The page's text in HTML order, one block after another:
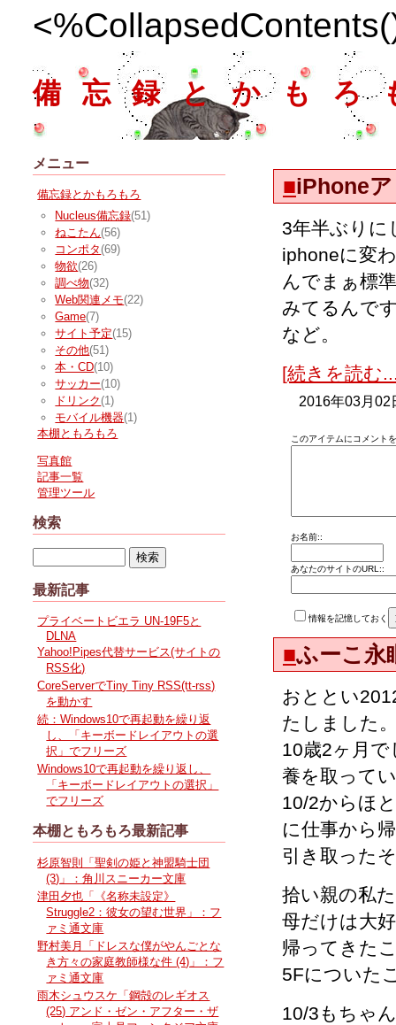
備忘録とかもろ
■iPhone
3年半ぶりに
iphoneに変
んでまぁ標
みてるんで
など。
[続きを読む
2016年03月
このアイテムにコメント
お名前::
あなたのサイトのURL::
情報を記憶しておく
■ふーこ永
おととい
たしました
10歳2ヶ月
養を取って
10/2からほ
に仕事から
引き取った
拾い親の私
母だけは大
帰ってきた
5Fについた
10/3もちゃ
メニュー
備忘録とかもろもろ
Nucleus備忘録(51)
ねこたん(56)
コンポタ (69)
物欲(26)
調べ物(32)
Web関連メモ(22)
Game(7)
サイト予定(15)
その他(51)
本・CD(10)
サッカー(10)
ドリンク (1)
モバイル機器(1)
本棚ともろもろ
写真館
記事一覧
管理ツール
検索
最新記事
プライベートビエラ UN-19F5と
DLNA
Yahoo!Pipes代替サービス(サイトの
RSS化)
CoreServerでTiny Tiny RSS(tt-rss)
を動かす
続：Windows10で再起動を繰り返
し、「キーボードレイアウトの選
択」でフリーズ
Windows10で再起動を繰り返し、
「キーボードレイアウトの選択」
でフリーズ
本棚ともろもろ最新記事
杉原智則「聖剣の姫と神盟騎士団
(3)」：角川スニーカー文庫
津田夕也「《名称未設定》
Struggle2：彼女の望む世界」：フ
ァミ通文庫
野村美月「ドレスな僕がやんごとな
き方々の家庭教師様な件 (4)」：フ
ァミ通文庫
雨木シュウスケ「鋼殻のレギオス
(25) アンド・ゼン・アフター・ザ